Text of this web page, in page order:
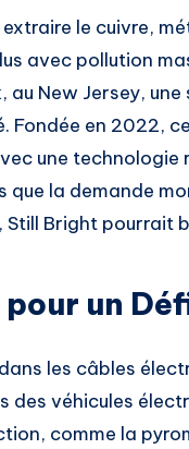
le cuivre,
avec pollution
New Jersey,
Fondée en 2022,
une
que la demande
Bright pourrait
un
les câbles
des véhicules
comme la